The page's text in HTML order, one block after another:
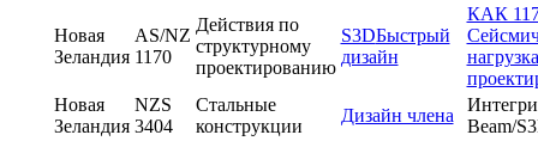
Новая
Зеландия
AS/NZ
1170
Действия по
структурному
проектированию
S3DБыстрый
дизайн
КАК
Новая
Зеландия
NZS
3404
Стальные
конструкции
Дизайн члена
Beam/